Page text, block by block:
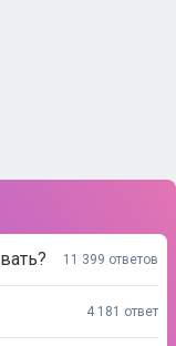
11 399 ответов
4 181 ответ